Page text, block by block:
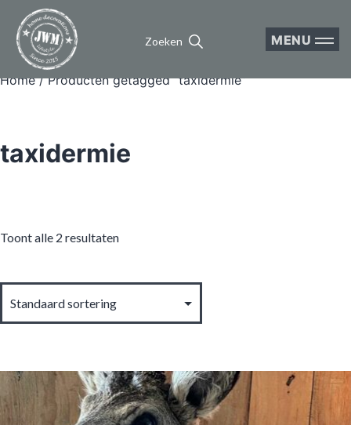
Zoeken MENU
Home/ Producten getagged “taxidermie”
taxidermie
Toont alle 2 resultaten